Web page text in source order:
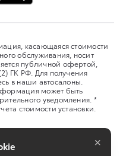
касающаяся стоимости
обслуживания, носит
публичной офертой,
ГК РФ. Для получения
в наши автосалоны.
может быть
уведомления. *
стоимости установки.
×